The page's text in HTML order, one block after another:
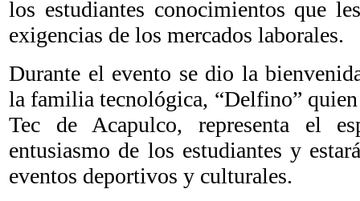
los estudiantes conocimientos que
exigencias de los mercados laborales.
Durante el evento se dio la
la familia tecnológica, “Delfino” quien
Tec de Acapulco, representa el
entusiasmo de los estudiantes y
eventos deportivos y culturales.